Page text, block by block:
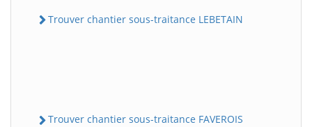
Trouver chantier sous-traitance LEBETAIN
Trouver chantier sous-traitance FAVEROIS